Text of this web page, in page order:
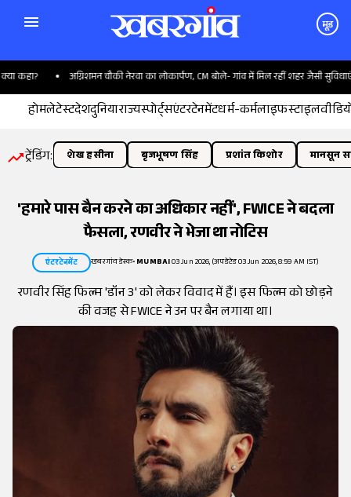
मूड
कहा? अग्निशमन चौकी नेरवा का लोकार्पण, CM बोले- गांव में मिल रहीं शहर जैसी सुविधाएं
होमलेटेस्टदेशदुनियाराज्यस्पोर्ट्सएंटरटेनमेंटधर्म-कर्मलाइफस्टाइल
ट्रेंडिंग: शेख हसीना बृजभूषण सिंह प्रशांत किशोर मानसून
'हमारे पास बैन करने का अधिकार नहीं', FWICE ने बदला
फैसला, रणवीर ने भेजा था नोटिस
एंटरटेनमेंट खबरगांव डेस्क•MUMBAI03 Jun 2026, (अपडेटेड 03 Jun 2026, 8:59 AM IST)
रणवीर सिंह फिल्म 'डॉन 3' को लेकर विवाद में हैं। इस फिल्म को छोड़ने
की वजह से FWICE ने उन पर बैन लगाया था।